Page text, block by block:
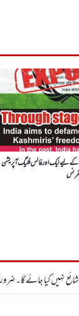
لیے ایک اور فالس فلیگ آپریشن
نہیں کیا جائے گا۔